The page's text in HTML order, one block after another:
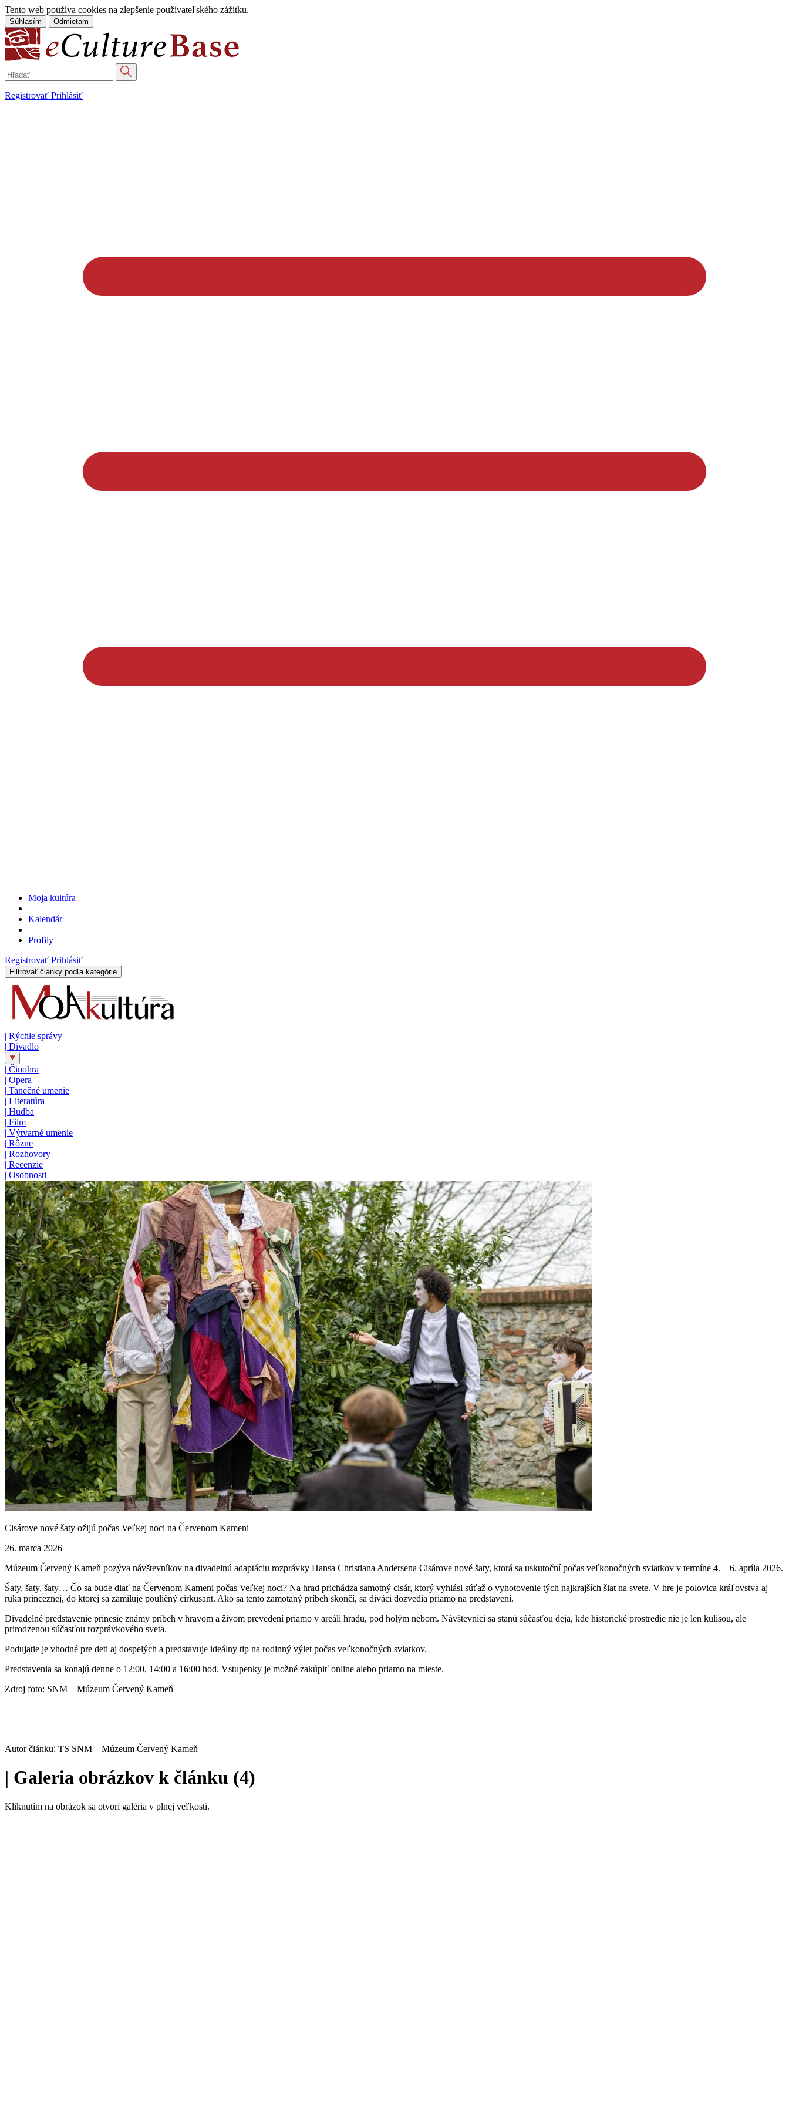
Tento web používa cookies na zlepšenie používateľského zážitku.
Súhlasím Odmietam
Registrovať Prihlásiť
Moja kultúra
|
Kalendár
|
Profily
Registrovať Prihlásiť
Filtrovať články podľa kategórie
| Rýchle správy
| Divadlo
| Činohra
| Opera
| Tanečné umenie
| Literatúra
| Hudba
| Film
| Výtvarné umenie
| Rôzne
| Rozhovory
| Recenzie
| Osobnosti
Cisárove nové šaty ožijú počas Veľkej noci na Červenom Kameni
26. marca 2026
Múzeum Červený Kameň pozýva návštevníkov na divadelnú adaptáciu rozprávky Hansa Christiana Andersena Cisárove nové šaty, ktorá sa uskutoční počas veľkonočných sviatkov v termíne 4. – 6. apríla 2026.
Šaty, šaty, šaty… Čo sa bude diať na Červenom Kameni počas Veľkej noci? Na hrad prichádza samotný cisár, ktorý vyhlási súťaž o vyhotovenie tých najkrajších šiat na svete. V hre je polovica kráľovstva aj
ruka princeznej, do ktorej sa zamiluje pouličný cirkusant. Ako sa tento zamotaný príbeh skončí, sa diváci dozvedia priamo na predstavení.
Divadelné predstavenie prinesie známy príbeh v hravom a živom prevedení priamo v areáli hradu, pod holým nebom. Návštevníci sa stanú súčasťou deja, kde historické prostredie nie je len kulisou, ale
prirodzenou súčasťou rozprávkového sveta.
Podujatie je vhodné pre deti aj dospelých a predstavuje ideálny tip na rodinný výlet počas veľkonočných sviatkov.
Predstavenia sa konajú denne o 12:00, 14:00 a 16:00 hod. Vstupenky je možné zakúpiť online alebo priamo na mieste.
Zdroj foto: SNM – Múzeum Červený Kameň
Autor článku: TS SNM – Múzeum Červený Kameň
| Galeria obrázkov k článku (4)
Kliknutím na obrázok sa otvorí galéria v plnej veľkosti.